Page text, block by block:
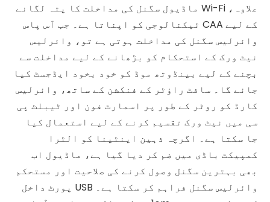
علاوہ، Wi-Fi ماڈیول سگنل کی مداخلت کا پتہ لگانے
کے لیے CAA ٹیکنالوجی کو اپناتا ہے۔ جب آس پاس
وائرلیس سگنل کی مداخلت ہوتی ہے تو، وائرلیس
نیٹ ورک کے استحکام کو بڑھانے کے لیے مداخلت سے
بچنے کے لیے بینڈوتھ موڈ کو خود بخود ایڈجسٹ کیا
جائے گا۔ سافٹ راؤٹر کے فنکشن کے ساتھ، وائرلیس
کارڈ کو روٹر کے طور پر اسمارٹ فون اور ٹیبلٹ پی
سی میں نیٹ ورک تقسیم کرنے کے لیے استعمال کیا
جا سکتا ہے۔ اگرچہ ذہین اینٹینا کو الٹرا
کمپیکٹ باڈی میں ضم کر دیا گیا ہے، ماڈیول اب
بھی بہترین سگنل وصول کرنے کی صلاحیت اور مستحکم
وائرلیس سگنل فراہم کر سکتا ہے۔ USB پورٹ داخل